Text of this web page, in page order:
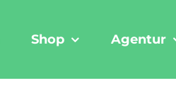
Shop Agentur